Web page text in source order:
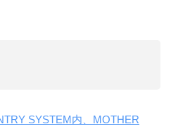
SYSTEM内、MOTHER